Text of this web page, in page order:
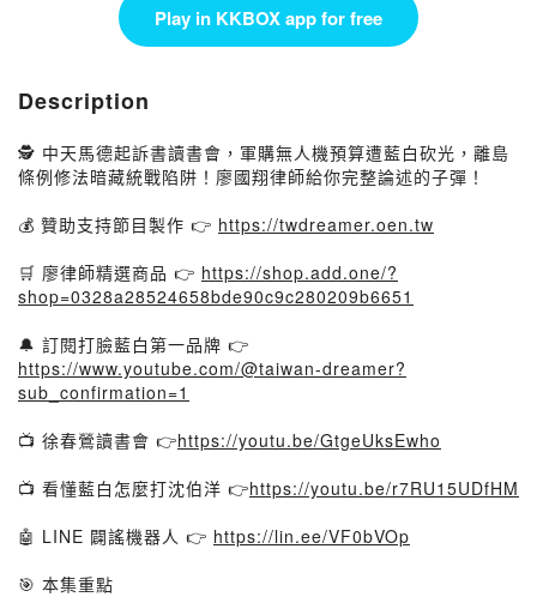
Play in KKBOX app for free
Description
🕵️ 中天馬德起訴書讀書會，軍購無人機預算遭藍白砍光，離島
條例修法暗藏統戰陷阱！廖國翔律師給你完整論述的子彈！
💰 贊助支持節目製作 👉 https://twdreamer.oen.tw
🛒 廖律師精選商品 👉 https://shop.add.one/?
shop=0328a28524658bde90c9c280209b6651
🔔 訂閱打臉藍白第一品牌 👉
https://www.youtube.com/@taiwan-dreamer?
sub_confirmation=1
📺 徐春鶯讀書會 👉https://youtu.be/GtgeUksEwho
📺 看懂藍白怎麼打沈伯洋 👉https://youtu.be/r7RU15UDfHM
🤖 LINE 闢謠機器人 👉 https://lin.ee/VF0bVOp
🎯 本集重點